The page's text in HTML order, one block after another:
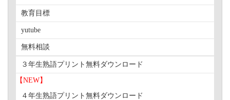
教育目標
yutube
無料相談
３年生熟語プリント無料ダウンロード
【NEW】
４年生熟語プリント無料ダウンロード